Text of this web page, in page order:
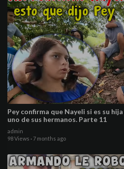
Pey confirma que Nayeli si es su
uno de sus hermanos. Parte 11
admin
98 Views ·7 months ago